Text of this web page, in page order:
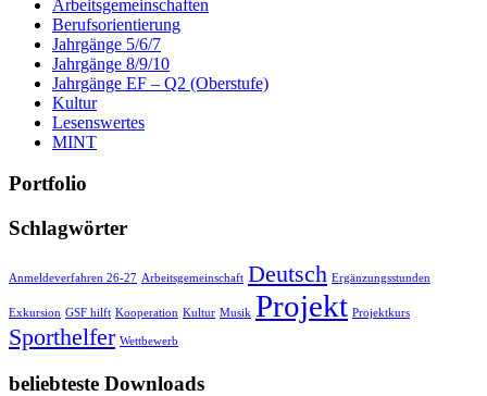
Arbeitsgemeinschaften
Berufsorientierung
Jahrgänge 5/6/7
Jahrgänge 8/9/10
Jahrgänge EF – Q2 (Oberstufe)
Kultur
Lesenswertes
MINT
Portfolio
Schlagwörter
Anmeldeverfahren 26-27 Arbeitsgemeinschaft Deutsch Ergänzungsstunden
Exkursion GSF hilft Kooperation Kultur Musik Projekt Projektkurs
Sporthelfer Wettbewerb
beliebteste Downloads